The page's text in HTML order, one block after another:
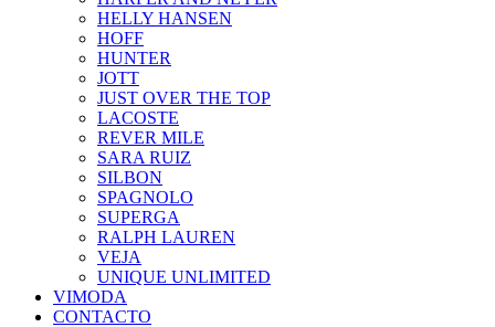
HELLY HANSEN
HOFF
HUNTER
JOTT
JUST OVER THE TOP
LACOSTE
REVER MILE
SARA RUIZ
SILBON
SPAGNOLO
SUPERGA
RALPH LAUREN
VEJA
UNIQUE UNLIMITED
VIMODA
CONTACTO